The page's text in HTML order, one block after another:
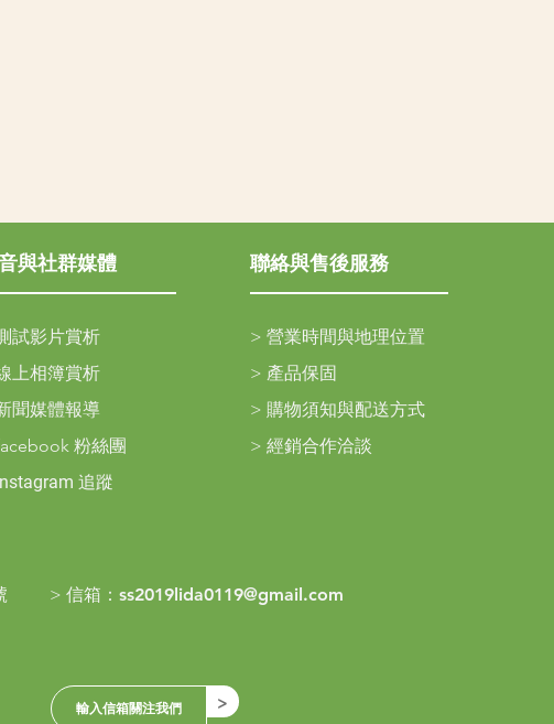
與社群媒體
試影片賞析
上相簿賞析
聞媒體報導
粉絲團
追蹤
聯絡與售後服務
> 營業時間與地理位置
> 產品保固
> 購物須知與配送方式
> 經銷合作洽談
> 信箱： ss2019lida0119@gmail.com
>